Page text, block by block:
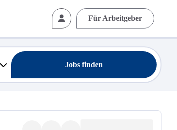
Für Arbeitgeber
Jobs finden